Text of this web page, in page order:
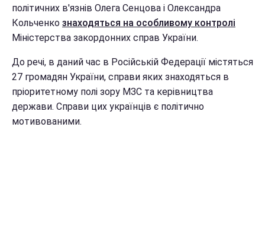
політичних в'язнів Олега Сенцова і Олександра
Кольченко знаходяться на особливому контролі
Міністерства закордонних справ України.
До речі, в даний час в Російській Федерації містяться
27 громадян України, справи яких знаходяться в
пріоритетному полі зору МЗС та керівництва
держави. Справи цих українців є політично
мотивованими.